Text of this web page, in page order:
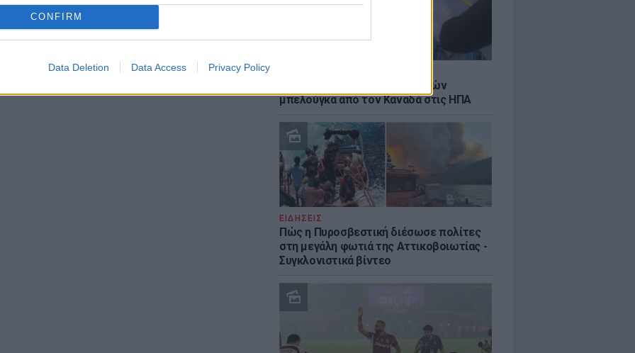
CONFIRM
Data Deletion Data Access Privacy Policy
Ιστορική μεταφορά 30 φαλαινών
μπελούγκα από τον Καναδά στις ΗΠΑ
ΕΙΔΗΣΕΙΣ
Πώς η Πυροσβεστική διέσωσε πολίτες
στη μεγάλη φωτιά της Αττικοβοιωτίας -
Συγκλονιστικά βίντεο
της, αλλά αυτό είναι ένα τόσο θετικό
για τη μακροπρόθεσμη ανάρρωσή της»,
ΔΙΑΦΗΜΙΣΗ